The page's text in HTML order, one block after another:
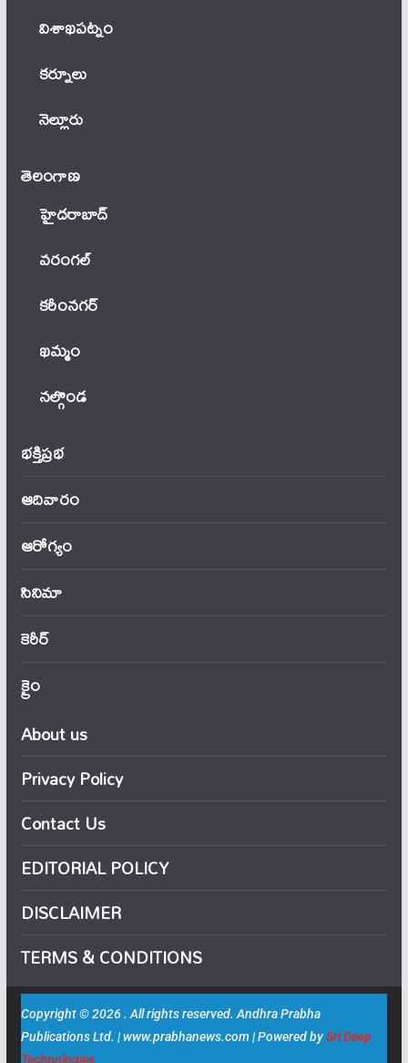
విశాఖపట్నం
కర్నూలు
నెల్లూరు
తెలంగాణ‌
హైదరాబాద్
వ‌రంగ‌ల్
కరీంనగర్
ఖ‌మ్మం
నల్గొండ
భక్తిప్రభ
ఆదివారం
ఆరోగ్యం
సినిమా
కెరీర్
క్రైం
About us
Privacy Policy
Contact Us
EDITORIAL POLICY
DISCLAIMER
TERMS & CONDITIONS
Copyright © 2026 . All rights reserved. Andhra Prabha
Publications Ltd. | www.prabhanews.com | Powered bySri Deep
Technologies